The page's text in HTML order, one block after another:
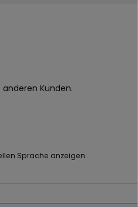
0 von 5 Sternen
Kunden.
Sprache anzeigen.